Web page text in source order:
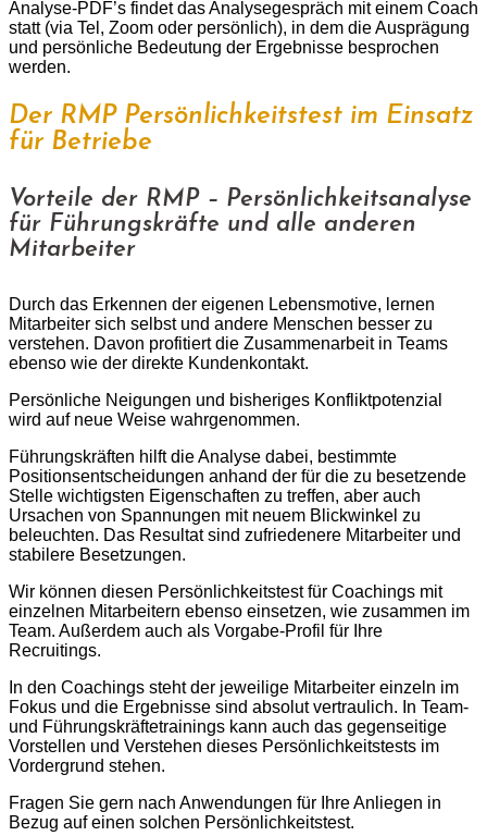
Analyse-PDF’s findet das Analysegespräch mit einem Coach
statt (via Tel, Zoom oder persönlich), in dem die Ausprägung
und persönliche Bedeutung der Ergebnisse besprochen
werden.
Der RMP Persönlichkeitstest im Einsatz
für Betriebe
Vorteile der RMP – Persönlichkeitsanalyse
für Führungskräfte und alle anderen
Mitarbeiter
Durch das Erkennen der eigenen Lebensmotive, lernen
Mitarbeiter sich selbst und andere Menschen besser zu
verstehen. Davon profitiert die Zusammenarbeit in Teams
ebenso wie der direkte Kundenkontakt.
Persönliche Neigungen und bisheriges Konfliktpotenzial
wird auf neue Weise wahrgenommen.
Führungskräften hilft die Analyse dabei, bestimmte
Positionsentscheidungen anhand der für die zu besetzende
Stelle wichtigsten Eigenschaften zu treffen, aber auch
Ursachen von Spannungen mit neuem Blickwinkel zu
beleuchten. Das Resultat sind zufriedenere Mitarbeiter und
stabilere Besetzungen.
Wir können diesen Persönlichkeitstest für Coachings mit
einzelnen Mitarbeitern ebenso einsetzen, wie zusammen im
Team. Außerdem auch als Vorgabe-Profil für Ihre
Recruitings.
In den Coachings steht der jeweilige Mitarbeiter einzeln im
Fokus und die Ergebnisse sind absolut vertraulich. In Team-
und Führungskräftetrainings kann auch das gegenseitige
Vorstellen und Verstehen dieses Persönlichkeitstests im
Vordergrund stehen.
Fragen Sie gern nach Anwendungen für Ihre Anliegen in
Bezug auf einen solchen Persönlichkeitstest.